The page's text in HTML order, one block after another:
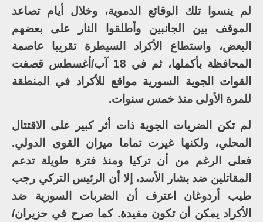
لم ينسوا تلك الوقائع الدموية، وخلال أيام تصاعد
الموقف بين الجانبين وأطلقوا النار على بعضهم
البعض، واستطاع الأكراد السيطرة تقريبا عاصمة
المحافظة بأكملها، ثم في 18 آب/أغسطس قصفت
القوات الجوية السورية مواقع للأكراد في المنطقة
للمرة الأولى منذ خمس سنوات.
لم تكن الضربات الجوية ذات أثر كبير على الاقتتال
المحلي، ولكنها غيرت تماما ميزان القوى الدولي.
فعلى الرغم من أن تركيا ومنذ فترة طويلة تدعم
المقاتلين ضد بشار الأسد، إلا أن الرئيس التركي رجب
طيب أردوغان اعترف أن الضربات السورية ضد
الأكراد يمكن أن تكون مفيدة. كما صرح في حزيران/